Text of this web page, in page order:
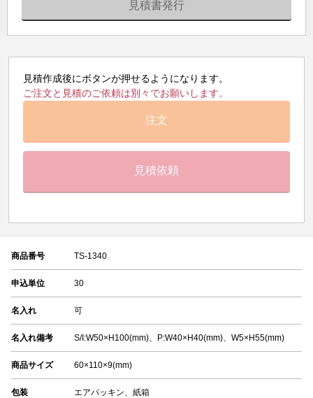
見積書発行
見積作成後にボタンが押せるようになります。
ご注文と見積のご依頼は別々でお願いします。
注文
見積依頼
商品番号 TS-1340
申込単位 30
名入れ 可
名入れ備考 S/I:W50×H100(mm)、P:W40×H40(mm)、W5×H55(mm)
商品サイズ 60×110×9(mm)
包装 エアパッキン、紙箱